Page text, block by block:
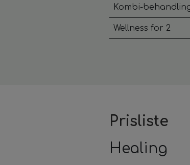
Kombi-
Wellness for 2
Prisliste
Healing